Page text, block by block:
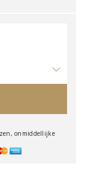
onmiddellijke